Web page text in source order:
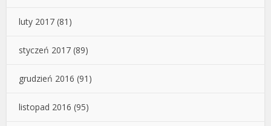
luty 2017 (81)
styczeń 2017 (89)
grudzień 2016 (91)
listopad 2016 (95)